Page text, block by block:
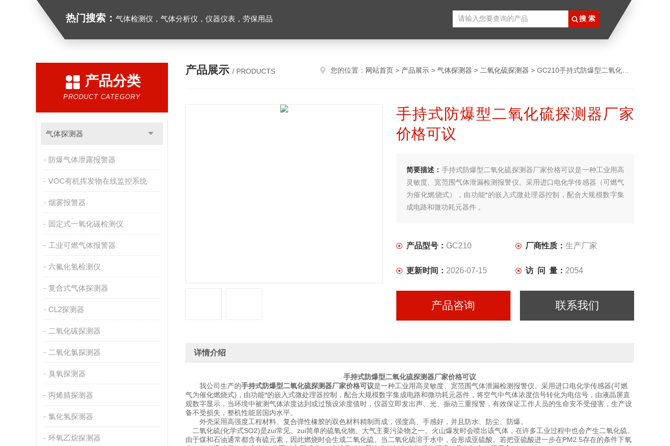
热门搜索： 气体检测仪，气体分析仪，仪器仪表，劳保用品
产品分类
PRODUCT CATEGORY
气体探测器
防爆气体泄露报警器
VOC有机挥发物在线监控系统
烟雾报警器
固定式一氧化碳检测仪
工业可燃气体报警器
六氟化氢检测仪
复合式气体探测器
CL2探测器
二氧化碳探测器
二氧化氯探测器
臭氧探测器
丙烯腈探测器
氯化氢探测器
环氧乙烷探测器
产品展示 / PRODUCTS 您的位置： 网站首页 > 产品展示 > 气体探测器 > 二氧化硫探测器 > GC210手持式防爆型二氧化硫探测器厂家价格可议
手持式防爆型二氧化硫探测器厂家
价格可议
简要描述： 手持式防爆型二氧化硫探测器厂家价格可议是一种工业用高
灵敏度、宽范围气体泄漏检测报警仪。采用进口电化学传感器（可燃气
为催化燃烧式），由功能*的嵌入式微处理器控制，配合大规模数字集
成电路和微功耗元器件，
产品型号： GC210 厂商性质： 生产厂家
更新时间： 2026-07-15 访 问 量： 2054
产品咨询 联系我们
详情介绍
手持式防爆型二氧化硫探测器厂家价格可议
我公司生产的手持式防爆型二氧化硫探测器厂家价格可议是一种工业用高灵敏度、宽范围气体泄漏检测报警仪。采用进口电化学传感器(可燃
气为催化燃烧式)，由功能*的嵌入式微处理器控制，配合大规模数字集成电路和微功耗元器件，将空气中气体浓度信号转化为电信号，由液晶屏直
观数字显示，当环境中被测气体浓度达到或过预设浓度值时，仪器立即发出声、光、振动三重报警，有效保证工作人员的生命安不受侵害，生产设
备不受损失，整机性能居国内水平。
外壳采用高强度工程材料、复合弹性橡胶的双色材料精制而成，强度高、手感好，并且防水、防尘、防爆。
二氧化硫(化学式SO2)是zui常见、zui简单的硫氧化物。大气主要污染物之一。火山爆发时会喷出该气体，在许多工业过程中也会产生二氧化硫。
由于煤和石油通常都含有硫元素，因此燃烧时会生成二氧化硫。当二氧化硫溶于水中，会形成亚硫酸。若把亚硫酸进一步在PM2.5存在的条件下氧